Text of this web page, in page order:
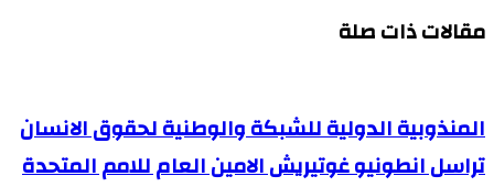
مقالات ذات صلة
المنذوبية الدولية للشبكة والوطنية لحقوق الانسان
تراسل انطونيو غوتيريش الامين العام للامم المتحدة